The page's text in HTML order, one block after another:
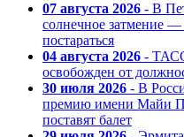
07 августа 2026 - В
солнечное затмение
постараться
04 августа 2026 -
освобожден от
30 июля 2026 - В
премию имени Майи
поставят балет